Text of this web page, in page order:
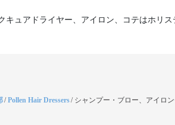
キュアドライヤー、アイロン、コテはホリス
/Pollen Hair Dressers/ シャンプー・ブロー、アイロ